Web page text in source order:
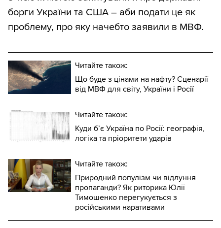
борги України та США – аби подати це як
проблему, про яку начебто заявили в МВФ.
Читайте також:
Що буде з цінами на нафту? Сценарії
від МВФ для світу, України і Росії
Читайте також:
Куди б’є Україна по Росії: географія,
логіка та пріоритети ударів
Читайте також:
Природний популізм чи відлуння
пропаганди? Як риторика Юлії
Тимошенко перегукується з
російськими наративами